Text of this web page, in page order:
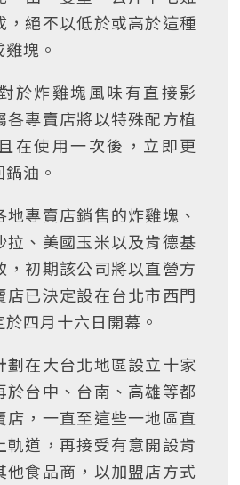
，絕不以低於或高於這種
塊。
於炸雞塊風味有直接影
各專賣店將以特殊配方植
在使用一次後，立即更
油。
專賣店銷售的炸雞塊、
拉、美國玉米以及肯德基
，初期該公司將以直營方
店已決定設在台北市西門
四月十六日開幕。
劃在大台北地區設立十家
於台中、台南、高雄等都
店，一直至這些一地區直
軌道，再接受有意開設肯
他食品商，以加盟店方式